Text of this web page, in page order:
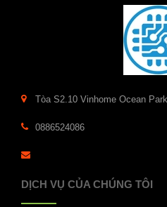
Tòa S2.10 Vinhome Ocean
0886524086
DỊCH VỤ CỦA CHÚNG TÔI